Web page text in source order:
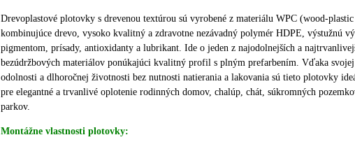
Drevoplastové plotovky s drevenou textúrou sú vyrobené z materiálu WPC (wood-
kombinujúce drevo, vysoko kvalitný a zdravotne nezávadný polymér HDPE, výstužnú
pigmentom, prísady, antioxidanty a lubrikant. Ide o jeden z najodolnejších a
bezúdržbových materiálov ponúkajúci kvalitný profil s plným prefarbením. Vďaka
odolnosti a dlhoročnej životnosti bez nutnosti natierania a lakovania sú tieto plotovky
pre elegantné a trvanlivé oplotenie rodinných domov, chalúp, chát, súkromných
parkov.
Montážne vlastnosti plotovky: